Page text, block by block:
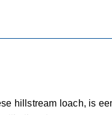
hillstream loach, is